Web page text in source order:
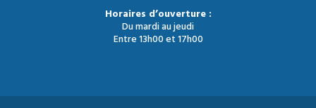
Horaires d’ouverture :
Du mardi au jeudi
Entre 13h00 et 17h00